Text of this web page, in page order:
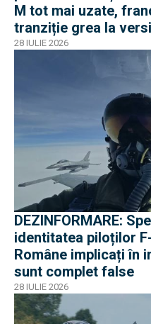
M tot mai uzate,
tranziție grea la
28 IULIE 2026
DEZINFORMARE:
identitatea piloților
Române implicați în
sunt complet false
28 IULIE 2026